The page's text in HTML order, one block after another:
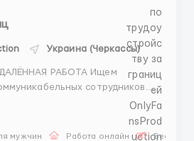
Украина (Черкассы)
РАБОТА Ищем
сотрудников
чата. Работа полностью
тем, кто любит общение, умеет
сообщения и внимательно
мужчин Работа онлайн